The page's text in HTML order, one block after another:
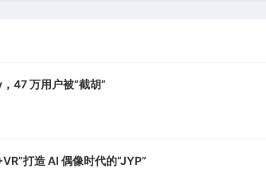
47 万用户被“截胡”
打造 AI 偶像时代的“JYP”